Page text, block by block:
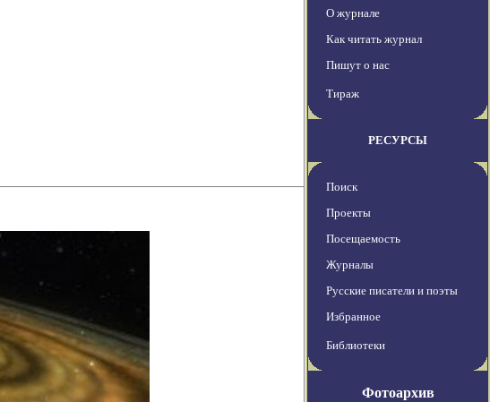
О журнале
Как читать журнал
Пишут о нас
Тираж
РЕСУРСЫ
Поиск
Проекты
Посещаемость
Журналы
Русские писатели и поэты
Избранное
Библиотеки
Фотоархив